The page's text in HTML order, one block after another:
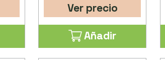
Ver precio
Añadir